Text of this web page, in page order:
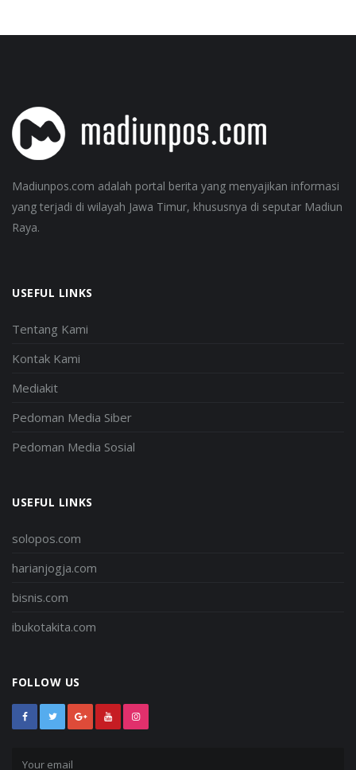
Madiunpos.com adalah portal berita yang menyajikan informasi
yang terjadi di wilayah Jawa Timur, khususnya di seputar Madiun
Raya.
USEFUL LINKS
Tentang Kami
Kontak Kami
Mediakit
Pedoman Media Siber
Pedoman Media Sosial
USEFUL LINKS
solopos.com
harianjogja.com
bisnis.com
ibukotakita.com
FOLLOW US